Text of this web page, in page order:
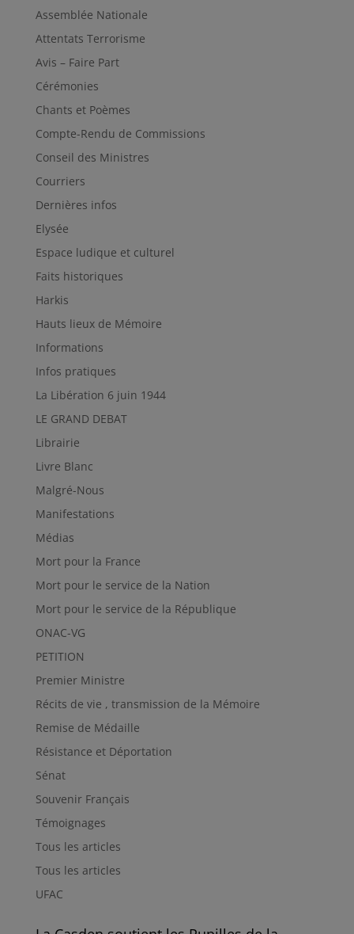
Assemblée Nationale
Attentats Terrorisme
Avis – Faire Part
Cérémonies
Chants et Poèmes
Compte-Rendu de Commissions
Conseil des Ministres
Courriers
Dernières infos
Elysée
Espace ludique et culturel
Faits historiques
Harkis
Hauts lieux de Mémoire
Informations
Infos pratiques
La Libération 6 juin 1944
LE GRAND DEBAT
Librairie
Livre Blanc
Malgré-Nous
Manifestations
Médias
Mort pour la France
Mort pour le service de la Nation
Mort pour le service de la République
ONAC-VG
PETITION
Premier Ministre
Récits de vie , transmission de la Mémoire
Remise de Médaille
Résistance et Déportation
Sénat
Souvenir Français
Témoignages
Tous les articles
Tous les articles
UFAC